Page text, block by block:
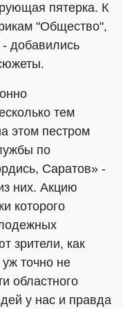
пятерка. К
"Общество",
добавились
тем
этом пестром
по
Саратов» -
них. Акцию
которого
зрители, как
точно не
областного
у нас и правда